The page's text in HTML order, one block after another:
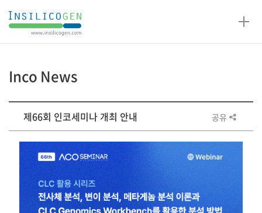
인
실
젠
Inco News
게
판
제66회 인코세미나 개최 안내 공유